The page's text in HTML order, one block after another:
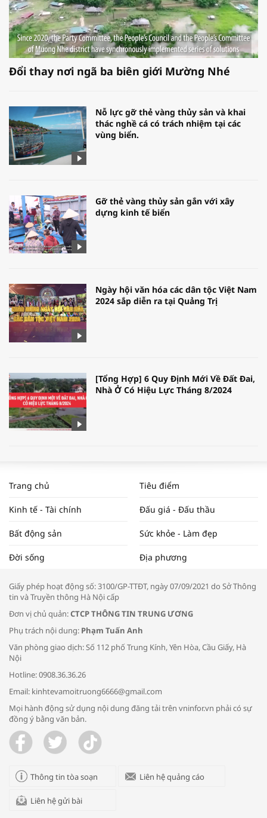
Đổi thay nơi ngã ba biên giới Mường Nhé
Nỗ lực gỡ thẻ vàng thủy sản và khai
thác nghề cá có trách nhiệm tại các
vùng biển.
Gỡ thẻ vàng thủy sản gắn với xây
dựng kinh tế biển
Ngày hội văn hóa các dân tộc Việt Nam
2024 sắp diễn ra tại Quảng Trị
[Tổng Hợp] 6 Quy Định Mới Về Đất Đai,
Nhà Ở Có Hiệu Lực Tháng 8/2024
NAM NĂM 2024 VÀ NĂM 2025 | NHỊP
ĐẬP THỊ TRƯỜNG #62
Tọa đàm “Xúc tiến thương mại: Khơi
Bác sĩ tư vấn cách phòng tránh bệnh
Trao yêu thương cho em
Trang chủ Tiêu điểm
Kinh tế - Tài chính Đấu giá - Đấu thầu
Bất động sản Sức khỏe - Làm đẹp
Đời sống Địa phương
Giấy phép hoạt động số: 3100/GP-TTĐT, ngày 07/09/2021 do Sở Thông
tin và Truyền thông Hà Nội cấp
Đơn vị chủ quản:CTCP THÔNG TIN TRUNG ƯƠNG
Phụ trách nội dung: Phạm Tuấn Anh
Văn phòng giao dịch: Số 112 phố Trung Kính, Yên Hòa, Cầu Giấy, Hà
Nội
Hotline: 0908.36.36.26
Email: kinhtevamoitruong6666@gmail.com
Mọi hành động sử dụng nội dung đăng tải trên vninfor.vn phải có sự
đồng ý bằng văn bản.
Thông tin tòa soạn Liên hệ quảng cáo
Liên hệ gửi bài